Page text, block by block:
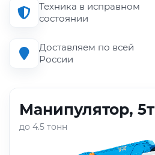
Техника в исправном
состоянии
Доставляем по всей
России
Манипулятор, 5т
до 4.5 тонн